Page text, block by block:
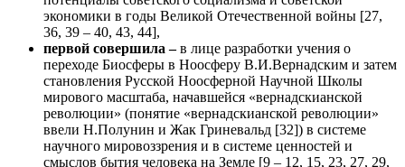
экономики в годы Великой Отечественной войны [27,
36, 39 – 40, 43, 44],
первой совершила –в лице разработки учения о
переходе Биосферы в Ноосферу В.И.Вернадским и затем
становления Русской Ноосферной Научной Школы
мирового масштаба, начавшейся «вернадскианской
революции» (понятие «вернадскианской революции»
ввели Н.Полунин и Жак Гриневальд [32]) в системе
научного мировоззрения и в системе ценностей и
смыслов бытия человека на Земле [9 – 12, 15, 23, 27, 29,